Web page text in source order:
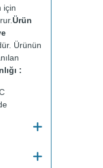
için
Ürün
Ürünün
: